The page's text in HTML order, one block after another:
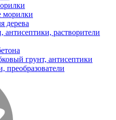
морилки
дерева
антисептики, растворители
грунт, антисептики
преобразователи